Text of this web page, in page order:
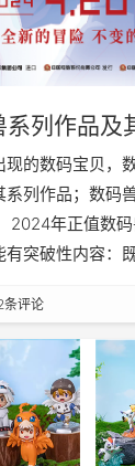
列作品及
的数码宝贝，
列作品；数码
2024年正值数
有突破性内容：
条评论